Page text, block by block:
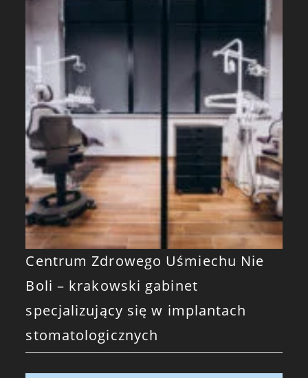
Centrum Zdrowego Uśmiechu Nie
Boli – krakowski gabinet
specjalizujący się w implantach
stomatologicznych